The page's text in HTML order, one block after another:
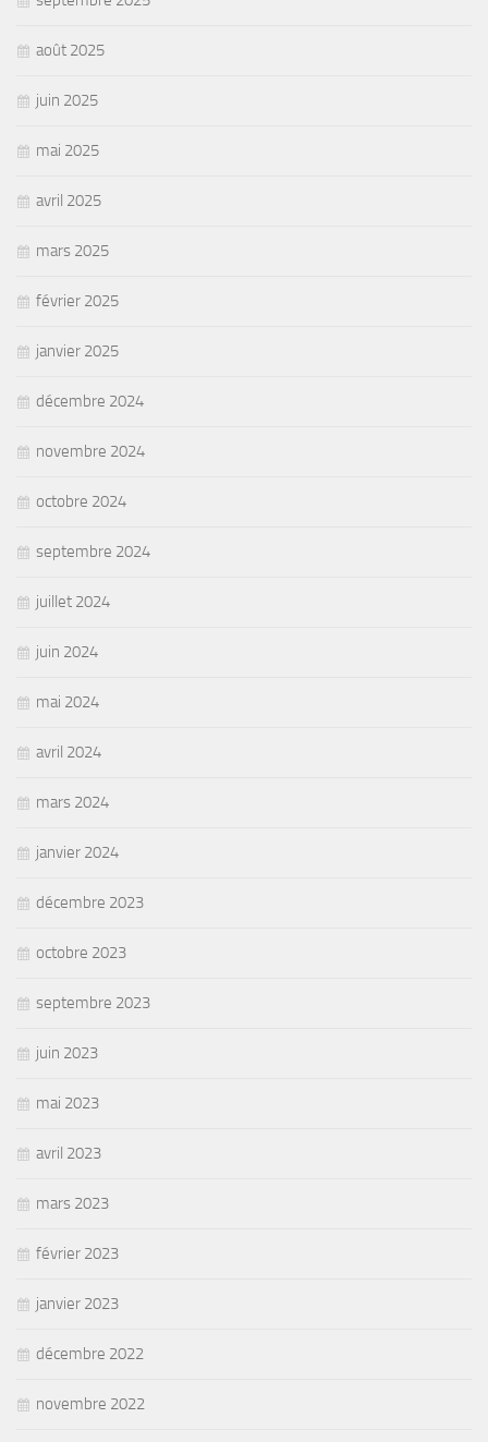
août 2025
juin 2025
mai 2025
avril 2025
mars 2025
février 2025
janvier 2025
décembre 2024
novembre 2024
octobre 2024
septembre 2024
juillet 2024
juin 2024
mai 2024
avril 2024
mars 2024
janvier 2024
décembre 2023
octobre 2023
septembre 2023
juin 2023
mai 2023
avril 2023
mars 2023
février 2023
janvier 2023
décembre 2022
novembre 2022